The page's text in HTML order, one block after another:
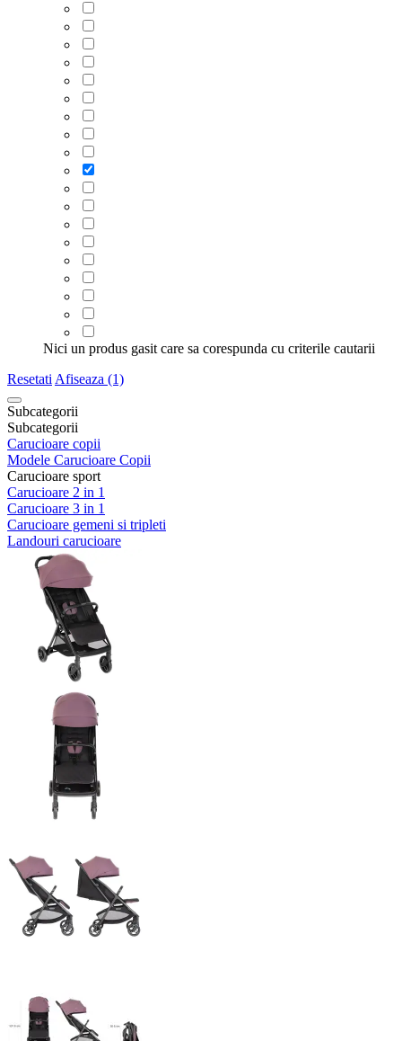
Nici un produs gasit care sa corespunda cu criterile cautarii
Resetati Afiseaza (1)
Subcategorii
Subcategorii
Carucioare copii
Modele Carucioare Copii
Carucioare sport
Carucioare 2 in 1
Carucioare 3 in 1
Carucioare gemeni si tripleti
Landouri carucioare